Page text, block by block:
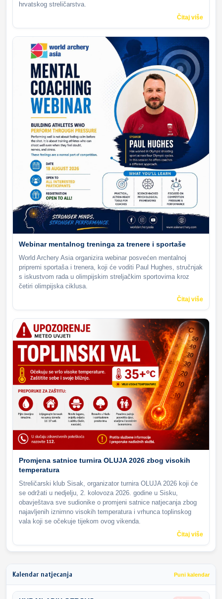
hrvatskog streličarstva.
Čitaj više
Webinar mentalnog treninga za trenere i sportaše
World Archery Asia organizira webinar posvećen mentalnoj
pripremi sportaša i trenera, koji će voditi Paul Hughes, stručnjak
s iskustvom rada u olimpijskim streljačkim sportovima kroz
četiri olimpijska ciklusa.
Čitaj više
Promjena satnice turnira OLUJA 2026 zbog visokih
temperatura
Streličarski klub Sisak, organizator turnira OLUJA 2026 koji će
se održati u nedjelju, 2. kolovoza 2026. godine u Sisku,
obavještava sve sudionike o promjeni satnice natjecanja zbog
najavljenih iznimno visokih temperatura i vrhunca toplinskog
vala koji se očekuje tijekom ovog vikenda.
Čitaj više
Kalendar natjecanja Puni kalendar